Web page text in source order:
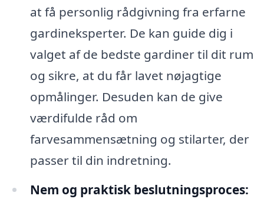
at få personlig rådgivning fra erfarne
gardineksperter. De kan guide dig i
valget af de bedste gardiner til dit rum
og sikre, at du får lavet nøjagtige
opmålinger. Desuden kan de give
værdifulde råd om
farvesammensætning og stilarter, der
passer til din indretning.
Nem og praktisk beslutningsproces: